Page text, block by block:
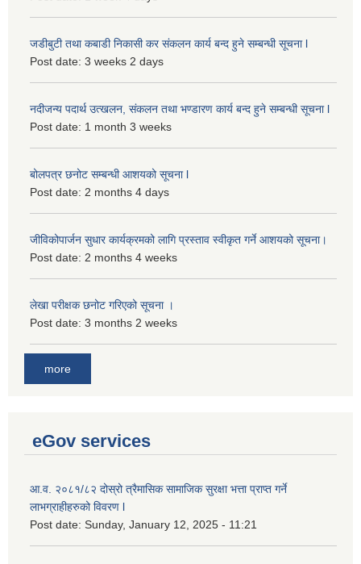
जडीबुटी तथा कबाडी निकासी कर संकलन कार्य बन्द हुने सम्बन्धी सूचना l
Post date: 3 weeks 2 days
नदीजन्य पदार्थ उत्खलन, संकलन तथा भण्डारण कार्य बन्द हुने सम्बन्धी सूचना l
Post date: 1 month 3 weeks
बोलपत्र छनोट सम्बन्धी आशयको सूचना l
Post date: 2 months 4 days
जीविकोपार्जन सुधार कार्यक्रमको लागि प्रस्ताव स्वीकृत गर्ने आशयको सूचना।
Post date: 2 months 4 weeks
लेखा परीक्षक छनोट गरिएको सूचना ।
Post date: 3 months 2 weeks
more
eGov services
आ.व. २०८१/८२ दोस्रो त्रैमासिक सामाजिक सुरक्षा भत्ता प्राप्त गर्ने
लाभग्राहीहरुको विवरण l
Post date: Sunday, January 12, 2025 - 11:21